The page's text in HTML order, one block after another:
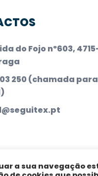
do Fojo nº603,
250 (chamada
a sua navegação